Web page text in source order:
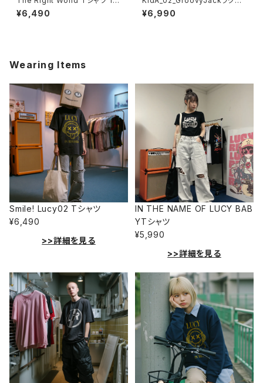
14-230221351
¥6,490
ンTシャツ 1014-230221184
¥6,990
Wearing Items
Smile! Lucy02 Tシャツ
¥6,490
>>詳細を見る
IN THE NAME OF LUCY BAB
YTシャツ
¥5,990
>>詳細を見る